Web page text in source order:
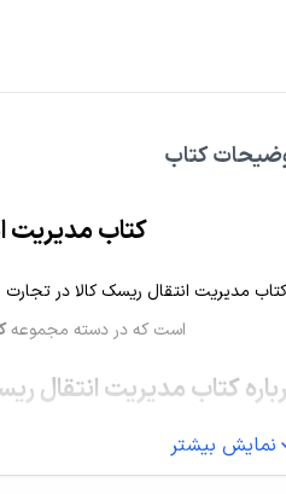
کتاب
کتاب مدیریت
مدیریت انتقال ریسک کالا در
است که در دسته مجموعه
کتاب مدیریت انتقال
کنوانسیون سازمان ملل متحد راجع به
نمایش بیشتر